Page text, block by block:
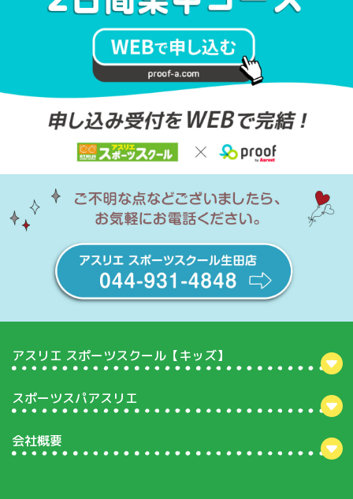
アスリエ スポーツスクール【キッズ】
スポーツスパアスリエ
会社概要